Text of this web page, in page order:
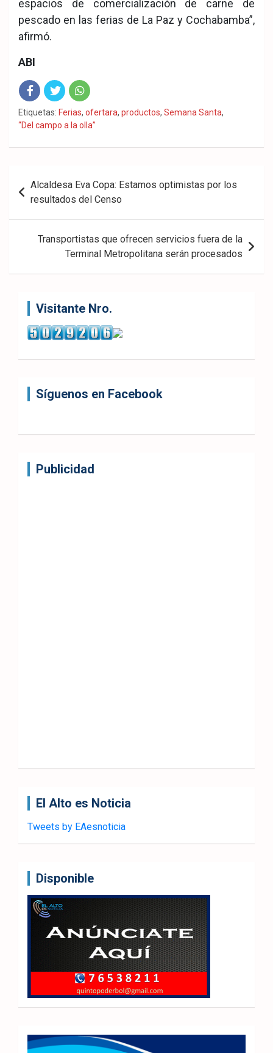
espacios de comercialización de carne de
pescado en las ferias de La Paz y Cochabamba”,
afirmó.
ABI
Fac Twit
ter
Wha
Etiquetas: Ferias, ofertara, productos, Semana Santa,
“Del campo a la olla”
Navegación
de
entradas
Alcaldesa Eva Copa: Estamos optimistas por los
resultados del Censo
Transportistas que ofrecen servicios fuera de la
Terminal Metropolitana serán procesados
Visitante Nro.
Síguenos en Facebook
Publicidad
El Alto es Noticia
Tweets by EAesnoticia
Disponible